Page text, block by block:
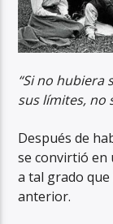
“Si no
sus límites, no
Después de
se convirtió
a tal grado
anterior.